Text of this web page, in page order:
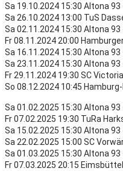
Sa 19.10.2024 15:30 Altona
Sa 26.10.2024 13:00 TuS
Sa 02.11.2024 15:30 Altona
Fr 08.11.2024 20:00
Sa 16.11.2024 15:30 Altona 93
Sa 23.11.2024 15:30 Altona 93
Fr 29.11.2024 19:30 SC
So 08.12.2024 10:45
Sa 01.02.2025 15:30 Altona
Fr 07.02.2025 19:30 TuRa
Sa 15.02.2025 15:30 Altona
Sa 22.02.2025 15:00 SC
Sa 01.03.2025 15:30 Altona
Fr 07.03.2025 20:15